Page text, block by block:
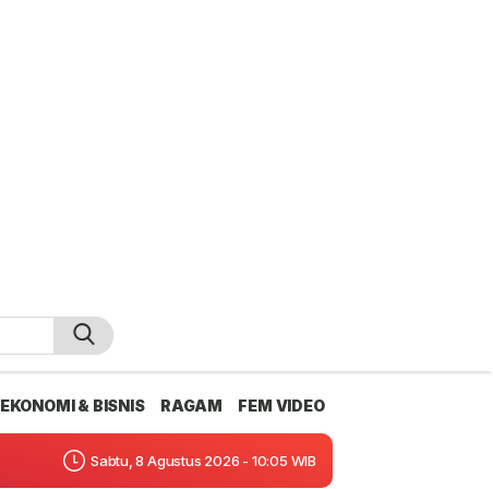
EKONOMI & BISNIS RAGAM FEM VIDEO
Sabtu, 8 Agustus 2026 - 10:05 WIB